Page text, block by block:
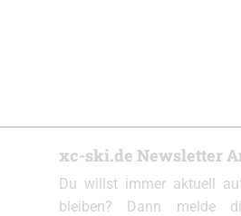
xc-ski.de Newsletter
Du willst immer aktuell
bleiben? Dann melde